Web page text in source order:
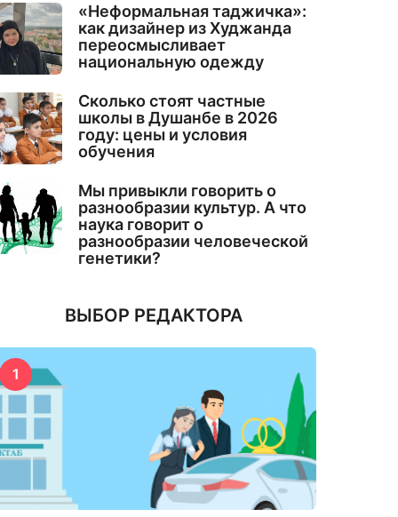
«Неформальная таджичка»:
как дизайнер из Худжанда
переосмысливает
национальную одежду
Сколько стоят частные
школы в Душанбе в 2026
году: цены и условия
обучения
Мы привыкли говорить о
разнообразии культур. А что
наука говорит о
разнообразии человеческой
генетики?
ВЫБОР РЕДАКТОРА
1